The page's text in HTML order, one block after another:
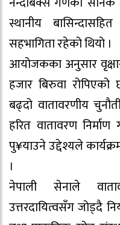
स्थानीय
सहभागिता रहेको थियो ।
आयोजकका अनुसार
हजार बिरुवा
बढ्दो वातावरणीय
हरित वातावरण
पु¥याउने उद्देश्यले
।
नेपाली सेनाले
उत्तरदायित्वसँग जोड्दै